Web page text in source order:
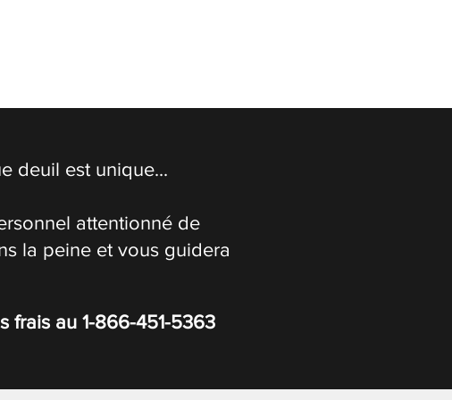
deuil est unique...
attentionné de
la peine et vous guidera
frais au 1-866-451-5363